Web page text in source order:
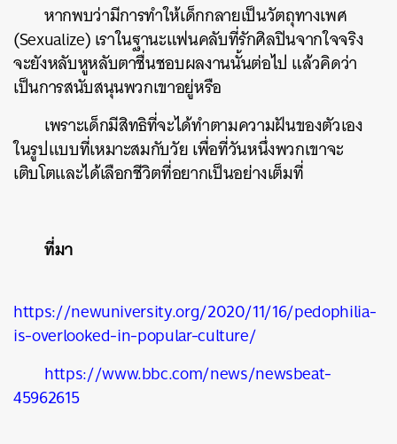
หากพบว่ามีการทำให้เด็กกลายเป็นวัตถุทางเพศ
(Sexualize) เราในฐานะแฟนคลับที่รักศิลปินจากใจจริง
จะยังหลับหูหลับตาชื่นชอบผลงานนั้นต่อไป แล้วคิดว่า
เป็นการสนับสนุนพวกเขาอยู่หรือ
เพราะเด็กมีสิทธิที่จะได้ทำตามความฝันของตัวเอง
ในรูปแบบที่เหมาะสมกับวัย เพื่อที่วันหนึ่งพวกเขาจะ
เติบโตและได้เลือกชีวิตที่อยากเป็นอย่างเต็มที่
ที่มา
https://newuniversity.org/2020/11/16/pedophilia-
is-overlooked-in-popular-culture/
https://www.bbc.com/news/newsbeat-
45962615